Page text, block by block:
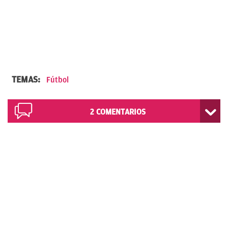
TEMAS: Fútbol
2 COMENTARIOS